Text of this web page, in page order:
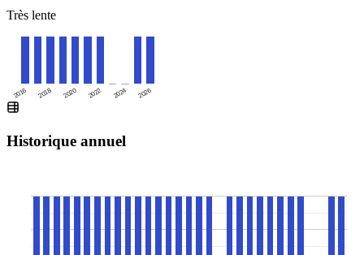
Très lente
2016 2018 2020 2022 2024 2026
Historique annuel